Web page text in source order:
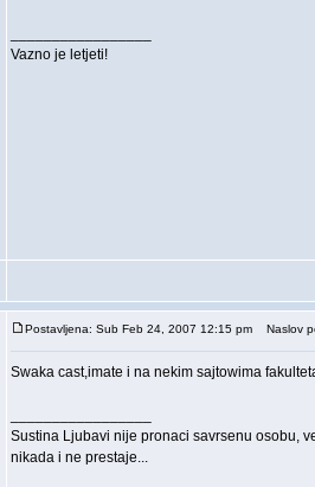
Vazno je letjeti!
Postavljena: Sub Feb 24, 2007 12:15 pm Naslov
Swaka cast,imate i na nekim sajtowima
Sustina Ljubavi nije pronaci savrsenu osobu,
nikada i ne prestaje...